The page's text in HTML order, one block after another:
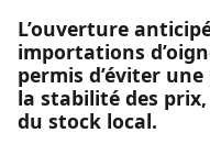
L’ouverture
importations
permis d’éviter
la stabilité des prix,
du stock local.